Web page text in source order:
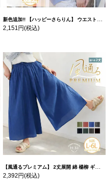
新色追加!! 【ハッピーさらりん】 ウエストタック入り スッキリ魅せ コクーントップス | 大きいサイズの通販ならハッピーマリリン
2,151円(税込)
【風通るプレミアム】 2丈展開 綿 楊柳 ギャザー フレア スカンツ 【ウェストゴム】 | 大きいサイズの通販ならハッピーマリリン
2,392円(税込)